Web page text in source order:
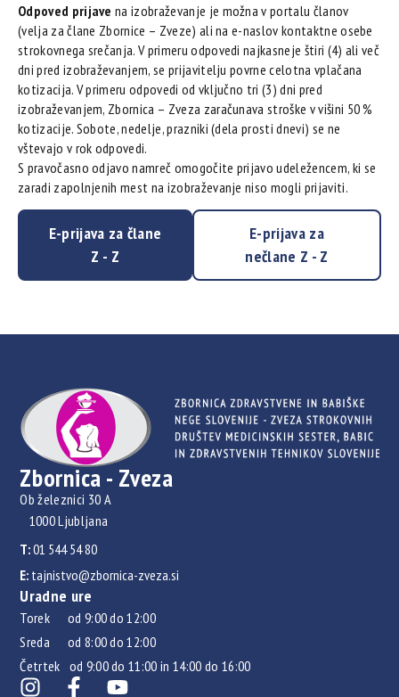
Odpoved prijave na izobraževanje je možna v portalu članov
(velja za člane Zbornice – Zveze) ali na e-naslov kontaktne osebe
strokovnega srečanja. V primeru odpovedi najkasneje štiri (4) ali več
dni pred izobraževanjem, se prijavitelju povrne celotna vplačana
kotizacija. V primeru odpovedi od vključno tri (3) dni pred
izobraževanjem, Zbornica – Zveza zaračunava stroške v višini 50 %
kotizacije. Sobote, nedelje, prazniki (dela prosti dnevi) se ne
vštevajo v rok odpovedi.
S pravočasno odjavo namreč omogočite prijavo udeležencem, ki se
zaradi zapolnjenih mest na izobraževanje niso mogli prijaviti.
E-prijava za člane
Z - Z
E-prijava za
nečlane Z - Z
Zbornica - Zveza
Ob železnici 30 A
1000 Ljubljana
T:01 544 54 80
E: tajnistvo@zbornica-zveza.si
Uradne ure
Torek od 9:00 do 12:00
Sreda od 8:00 do 12:00
Četrtek od 9:00 do 11:00 in 14:00 do 16:00